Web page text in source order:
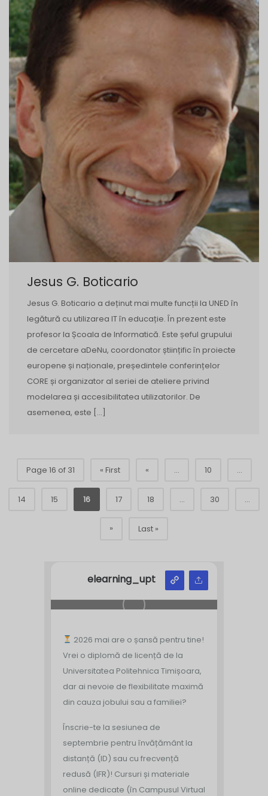
Jesus G. Boticario
Jesus G. Boticario a deținut mai multe funcții la UNED în
legătură cu utilizarea IT în educație. În prezent este
profesor la Școala de Informatică. Este șeful grupului
de cercetare aDeNu, coordonator științific în proiecte
europene și naționale, președintele conferințelor
CORE și organizator al seriei de ateliere privind
modelarea și accesibilitatea utilizatorilor. De
asemenea, este […]
Page 16 of 31 « First « ... 10 ...
14 15 16 17 18 ... 30 ...
» Last »
elearning_upt
2026 mai are o șansă pentru tine!
Vrei o diplomă de licență de la
Universitatea Politehnica Timișoara,
dar ai nevoie de flexibilitate maximă
din cauza jobului sau a familiei?
Înscrie-te la sesiunea de
septembrie pentru învățământ la
distanță (ID) sau cu frecvență
redusă (IFR)! Cursuri și materiale
online dedicate (în Campusul Virtual